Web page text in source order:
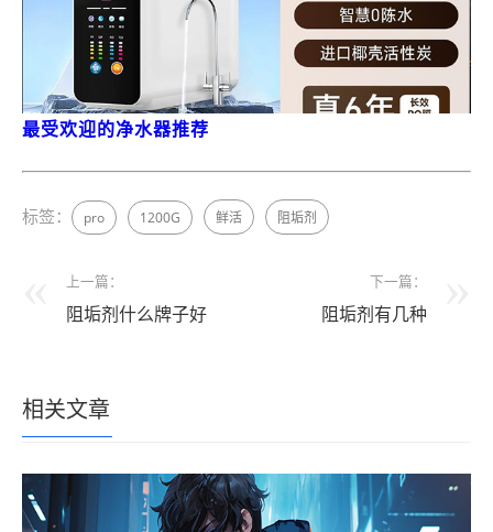
最受欢迎的净水器推荐
标签： pro 1200G 鲜活 阻垢剂
上一篇：
阻垢剂什么牌子好
下一篇：
阻垢剂有几种
相关文章